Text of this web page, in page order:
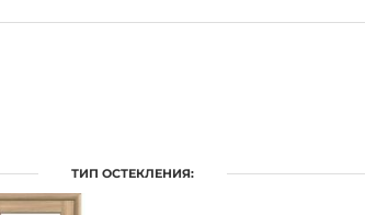
ТИП ОСТЕКЛЕНИЯ: